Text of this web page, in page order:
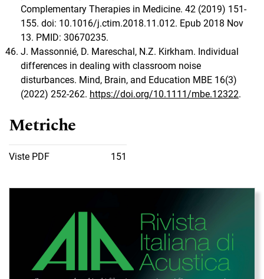
Complementary Therapies in Medicine. 42 (2019) 151-
155. doi: 10.1016/j.ctim.2018.11.012. Epub 2018 Nov
13. PMID: 30670235.
J. Massonnié, D. Mareschal, N.Z. Kirkham. Individual
differences in dealing with classroom noise
disturbances. Mind, Brain, and Education MBE 16(3)
(2022) 252-262. https://doi.org/10.1111/mbe.12322.
Metriche
Viste PDF 151
Immagine di copertina